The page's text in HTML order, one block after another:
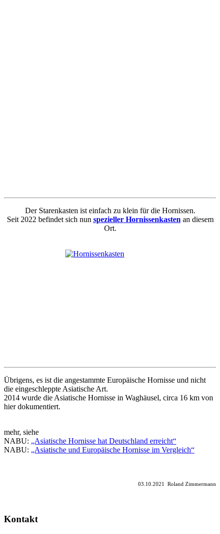
Der Starenkasten ist einfach zu klein für die Hornissen.
Seit 2022 befindet sich nun spezieller Hornissenkasten an diesem
Ort.
Übrigens, es ist die angestammte Europäische Hornisse und nicht
die eingeschleppte Asiatische Art.
2014 wurde die Asiatische Hornisse in Waghäusel, circa 16 km von
hier dokumentiert.
mehr, siehe
NABU: „Asiatische Hornisse hat Deutschland erreicht“
NABU: „Asiatische und Europäische Hornisse im Vergleich“
03.10.2021 Roland Zimmermann
Kontakt